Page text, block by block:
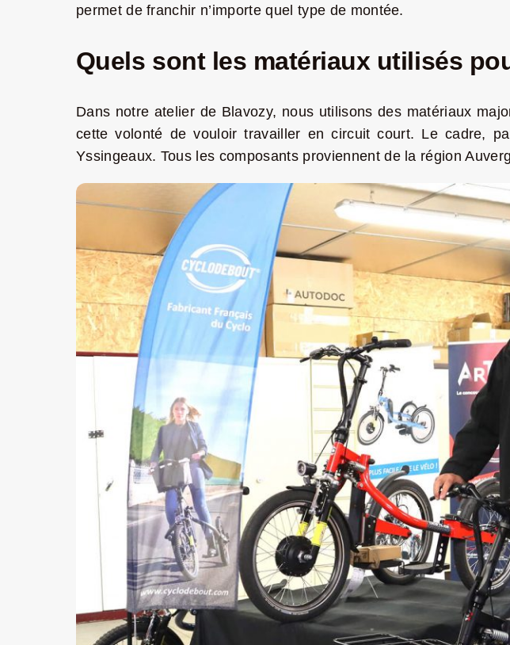
permet de franchir n’importe quel type de montée.
Quels sont les matériaux utilisés
Dans notre atelier de Blavozy, nous utilisons des matériaux
cette volonté de vouloir travailler en circuit court. Le cadre,
Yssingeaux. Tous les composants proviennent de la région